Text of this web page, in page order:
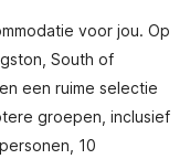
voor jou. Op
South of
een ruime selectie
groepen, inclusief
10